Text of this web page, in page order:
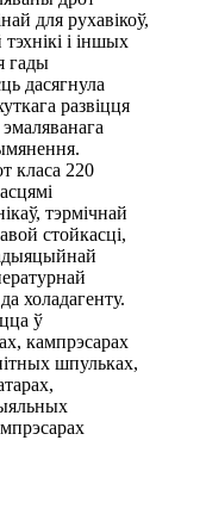
для рухавікоў,
і іншых
гады
дасягнула
развіцця
класа 220
тэрмічнай
стойкасці,
холадагенту.
ў
кампрэсарах
шпульках,